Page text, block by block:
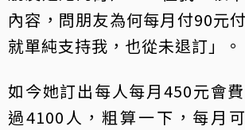
內容，問朋友為何每月付90元
就單純支持我，也從未退訂」。
如今她訂出每人每月450元會
過4100人，粗算一下，每月